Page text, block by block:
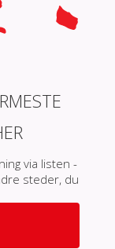
via listen -
steder, du